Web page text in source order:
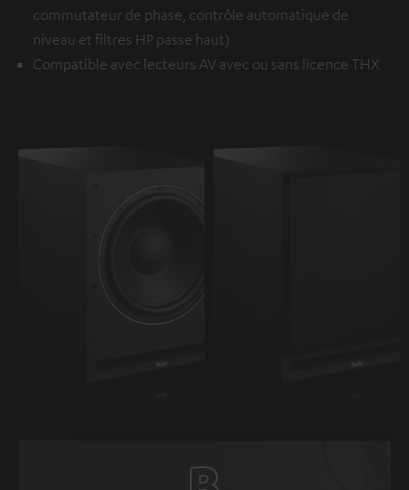
commutateur de phase, contrôle automatique de
niveau et filtres HP passe haut)
Compatible avec lecteurs AV avec ou sans licence THX